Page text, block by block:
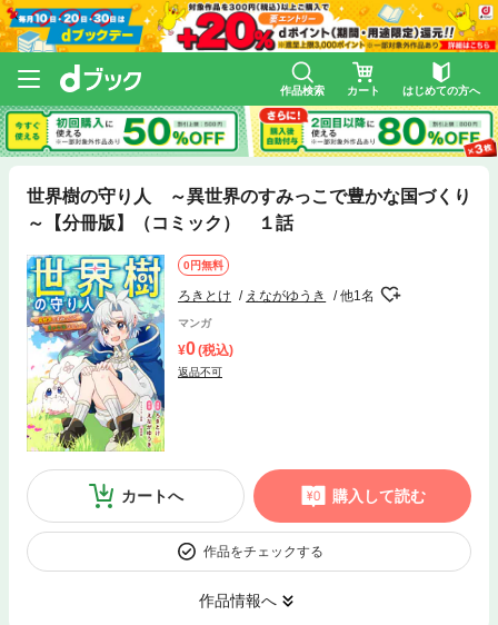
作品検索 カート はじめての方へ
世界樹の守り人 ～異世界のすみっこで豊かな国づくり
～【分冊版】（コミック） １話
0円無料
ろきとけ えながゆうき 他1名
マンガ
0(税込)
返品不可
カートへ 購入して読む
作品をチェックする
作品情報へ